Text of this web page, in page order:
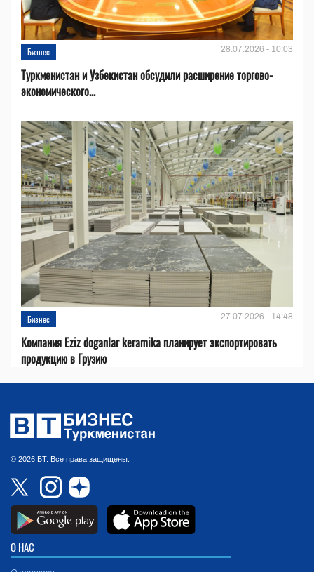
Бизнес 28.07.2026 - 10:03
Туркменистан и Узбекистан обсудили расширение торгово-
экономического...
Бизнес 27.07.2026 - 14:48
Компания Eziz doganlar keramika планирует экспортировать
продукцию в Грузию
© 2026 БТ. Все права защищены.
О НАС